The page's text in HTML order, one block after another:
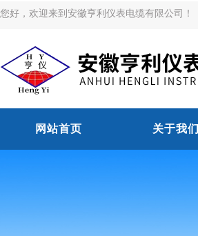
您好，欢迎来到安徽亨利仪表电缆有限公司！
网站首页 关于我们